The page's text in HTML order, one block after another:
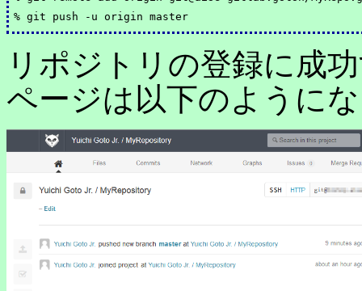
リポジトリの登録に成
ページは以下のように